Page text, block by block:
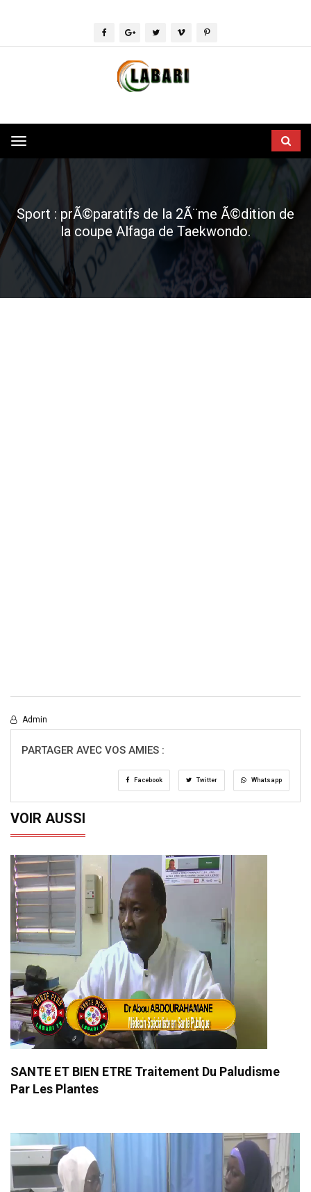
Toggle
navigation
Sport : prÃ©paratifs de la 2Ã¨me Ã©dition de
la coupe Alfaga de Taekwondo.
Admin
PARTAGER AVEC VOS AMIES :
Facebook Twitter Whatsapp
VOIR AUSSI
SANTE ET BIEN ETRE Traitement Du Paludisme
Par Les Plantes